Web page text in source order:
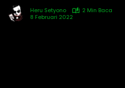
Heru Setyono
2 Min Baca
8 Februari 2022